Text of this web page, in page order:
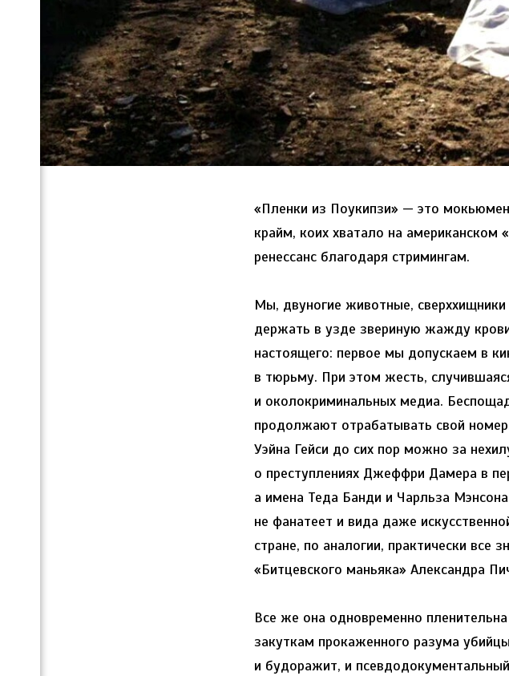
«Пленки из Поукипзи» — это
крайм, коих хватало на
ренессанс благодаря стримингам.
Мы, двуногие животные,
держать в узде звериную жажду
настоящего: первое мы допускаем в
в тюрьму. При этом жесть,
и околокриминальных медиа.
продолжают отрабатывать свой
Уэйна Гейси до сих пор можно за
о преступлениях Джеффри Дамера в
а имена Теда Банди и Чарльза
не фанатеет и вида даже
стране, по аналогии, практически все
«Битцевского маньяка» Александра
Все же она одновременно
закуткам прокаженного разума
и будоражит, и